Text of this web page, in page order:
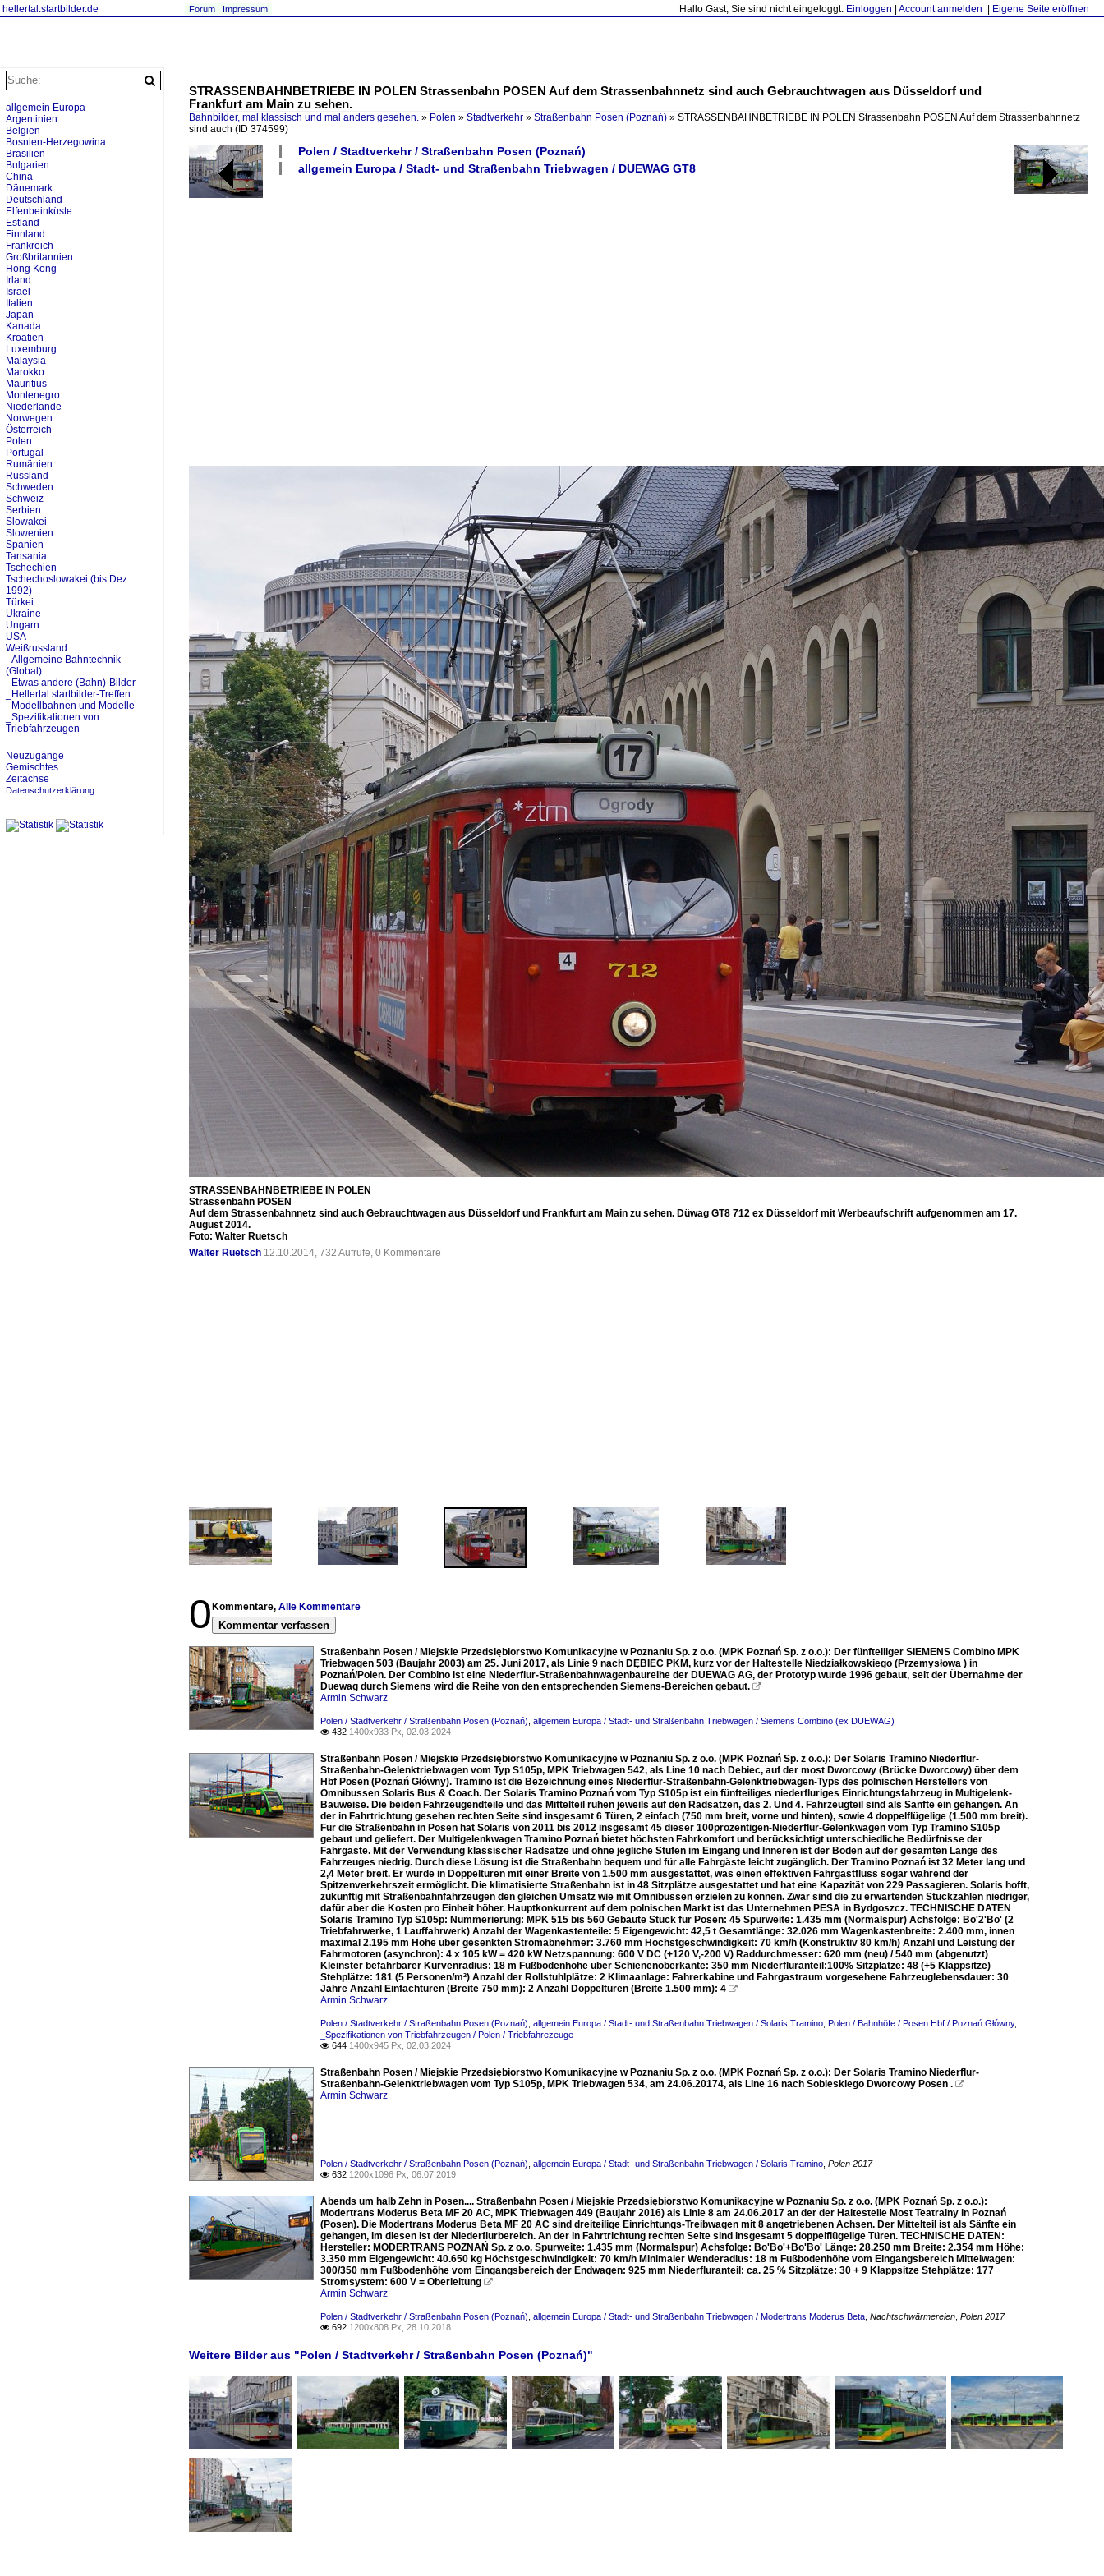
hellertal.startbilder.de Hallo Gast, Sie sind nicht eingeloggt. Einloggen Account anmelden Eigene Seite eröffnen
Forum Impressum
STRASSENBAHNBETRIEBE IN POLEN Strassenbahn POSEN Auf dem Strassenbahnnetz sind auch Gebrauchtwagen aus Düsseldorf und
Frankfurt am Main zu sehen.
Bahnbilder, mal klassisch und mal anders gesehen. » Polen » Stadtverkehr » Straßenbahn Posen (Poznań) » STRASSENBAHNBETRIEBE IN POLEN Strassenbahn POSEN Auf dem Strassenbahnnetz
sind auch (ID 374599)
Polen / Stadtverkehr / Straßenbahn Posen (Poznań)
allgemein Europa / Stadt- und Straßenbahn Triebwagen / DUEWAG GT8
STRASSENBAHNBETRIEBE IN POLEN
Strassenbahn POSEN
Auf dem Strassenbahnnetz sind auch Gebrauchtwagen aus Düsseldorf und Frankfurt am Main zu sehen. Düwag GT8 712 ex Düsseldorf mit Werbeaufschrift aufgenommen am 17.
August 2014.
Foto: Walter Ruetsch
Walter Ruetsch 12.10.2014, 732 Aufrufe, 0 Kommentare
0 Kommentare, Alle Kommentare
Kommentar verfassen
Straßenbahn Posen / Miejskie Przedsiębiorstwo Komunikacyjne w Poznaniu Sp. z o.o. (MPK Poznań Sp. z o.o.): Der fünfteiliger SIEMENS Combino MPK
Triebwagen 503 (Baujahr 2003) am 25. Juni 2017, als Linie 9 nach DĘBIEC PKM, kurz vor der Haltestelle Niedziałkowskiego (Przemysłowa ) in
Poznań/Polen. Der Combino ist eine Niederflur-Straßenbahnwagenbaureihe der DUEWAG AG, der Prototyp wurde 1996 gebaut, seit der Übernahme der
Duewag durch Siemens wird die Reihe von den entsprechenden Siemens-Bereichen gebaut. 
Armin Schwarz
Polen / Stadtverkehr / Straßenbahn Posen (Poznań) allgemein Europa / Stadt- und Straßenbahn Triebwagen / Siemens Combino (ex DUEWAG)
 432 1400x933 Px, 02.03.2024
Straßenbahn Posen / Miejskie Przedsiębiorstwo Komunikacyjne w Poznaniu Sp. z o.o. (MPK Poznań Sp. z o.o.): Der Solaris Tramino Niederflur-
Straßenbahn-Gelenktriebwagen vom Typ S105p, MPK Triebwagen 542, als Line 10 nach Debiec, auf der most Dworcowy (Brücke Dworcowy) über dem
Hbf Posen (Poznań Główny). Tramino ist die Bezeichnung eines Niederflur-Straßenbahn-Gelenktriebwagen-Typs des polnischen Herstellers von
Omnibussen Solaris Bus & Coach. Der Solaris Tramino Poznań vom Typ S105p ist ein fünfteiliges niederfluriges Einrichtungsfahrzeug in Multigelenk-
Bauweise. Die beiden Fahrzeugendteile und das Mittelteil ruhen jeweils auf den Radsätzen, das 2. Und 4. Fahrzeugteil sind als Sänfte ein gehangen. An
der in Fahrtrichtung gesehen rechten Seite sind insgesamt 6 Türen, 2 einfach (750 mm breit, vorne und hinten), sowie 4 doppelflügelige (1.500 mm breit).
Für die Straßenbahn in Posen hat Solaris von 2011 bis 2012 insgesamt 45 dieser 100prozentigen-Niederflur-Gelenkwagen vom Typ Tramino S105p
gebaut und geliefert. Der Multigelenkwagen Tramino Poznań bietet höchsten Fahrkomfort und berücksichtigt unterschiedliche Bedürfnisse der
Fahrgäste. Mit der Verwendung klassischer Radsätze und ohne jegliche Stufen im Eingang und Inneren ist der Boden auf der gesamten Länge des
Fahrzeuges niedrig. Durch diese Lösung ist die Straßenbahn bequem und für alle Fahrgäste leicht zugänglich. Der Tramino Poznań ist 32 Meter lang und
2,4 Meter breit. Er wurde in Doppeltüren mit einer Breite von 1.500 mm ausgestattet, was einen effektiven Fahrgastfluss sogar während der
Spitzenverkehrszeit ermöglicht. Die klimatisierte Straßenbahn ist in 48 Sitzplätze ausgestattet und hat eine Kapazität von 229 Passagieren. Solaris hofft,
zukünftig mit Straßenbahnfahrzeugen den gleichen Umsatz wie mit Omnibussen erzielen zu können. Zwar sind die zu erwartenden Stückzahlen niedriger,
dafür aber die Kosten pro Einheit höher. Hauptkonkurrent auf dem polnischen Markt ist das Unternehmen PESA in Bydgoszcz. TECHNISCHE DATEN
Solaris Tramino Typ S105p: Nummerierung: MPK 515 bis 560 Gebaute Stück für Posen: 45 Spurweite: 1.435 mm (Normalspur) Achsfolge: Bo'2'Bo' (2
Triebfahrwerke, 1 Lauffahrwerk) Anzahl der Wagenkastenteile: 5 Eigengewicht: 42,5 t Gesamtlänge: 32.026 mm Wagenkastenbreite: 2.400 mm, innen
maximal 2.195 mm Höhe über gesenkten Stromabnehmer: 3.760 mm Höchstgeschwindigkeit: 70 km/h (Konstruktiv 80 km/h) Anzahl und Leistung der
Fahrmotoren (asynchron): 4 x 105 kW = 420 kW Netzspannung: 600 V DC (+120 V,-200 V) Raddurchmesser: 620 mm (neu) / 540 mm (abgenutzt)
Kleinster befahrbarer Kurvenradius: 18 m Fußbodenhöhe über Schienenoberkante: 350 mm Niederfluranteil:100% Sitzplätze: 48 (+5 Klappsitze)
Stehplätze: 181 (5 Personen/m²) Anzahl der Rollstuhlplätze: 2 Klimaanlage: Fahrerkabine und Fahrgastraum vorgesehene Fahrzeuglebensdauer: 30
Jahre Anzahl Einfachtüren (Breite 750 mm): 2 Anzahl Doppeltüren (Breite 1.500 mm): 4 
Armin Schwarz
Polen / Stadtverkehr / Straßenbahn Posen (Poznań) allgemein Europa / Stadt- und Straßenbahn Triebwagen / Solaris Tramino Polen / Bahnhöfe / Posen Hbf / Poznań Główny,
_Spezifikationen von Triebfahrzeugen / Polen / Triebfahrezeuge
 644 1400x945 Px, 02.03.2024
Straßenbahn Posen / Miejskie Przedsiębiorstwo Komunikacyjne w Poznaniu Sp. z o.o. (MPK Poznań Sp. z o.o.): Der Solaris Tramino Niederflur-
Straßenbahn-Gelenktriebwagen vom Typ S105p, MPK Triebwagen 534, am 24.06.20174, als Line 16 nach Sobieskiego Dworcowy Posen . 
Armin Schwarz
Polen / Stadtverkehr / Straßenbahn Posen (Poznań) allgemein Europa / Stadt- und Straßenbahn Triebwagen / Solaris Tramino Polen 2017
 632 1200x1096 Px, 06.07.2019
Abends um halb Zehn in Posen.... Straßenbahn Posen / Miejskie Przedsiębiorstwo Komunikacyjne w Poznaniu Sp. z o.o. (MPK Poznań Sp. z o.o.):
Modertrans Moderus Beta MF 20 AC, MPK Triebwagen 449 (Baujahr 2016) als Linie 8 am 24.06.2017 an der der Haltestelle Most Teatralny in Poznań
(Posen). Die Modertrans Moderus Beta MF 20 AC sind dreiteilige Einrichtungs-Treibwagen mit 8 angetriebenen Achsen. Der Mittelteil ist als Sänfte ein
gehangen, im diesen ist der Niederflurbereich. An der in Fahrtrichtung rechten Seite sind insgesamt 5 doppelflügelige Türen. TECHNISCHE DATEN:
Hersteller: MODERTRANS POZNAŃ Sp. z o.o. Spurweite: 1.435 mm (Normalspur) Achsfolge: Bo'Bo'+Bo'Bo' Länge: 28.250 mm Breite: 2.354 mm Höhe:
3.350 mm Eigengewicht: 40.650 kg Höchstgeschwindigkeit: 70 km/h Minimaler Wenderadius: 18 m Fußbodenhöhe vom Eingangsbereich Mittelwagen:
300/350 mm Fußbodenhöhe vom Eingangsbereich der Endwagen: 925 mm Niederfluranteil: ca. 25 % Sitzplätze: 30 + 9 Klappsitze Stehplätze: 177
Stromsystem: 600 V = Oberleitung 
Armin Schwarz
Polen / Stadtverkehr / Straßenbahn Posen (Poznań) allgemein Europa / Stadt- und Straßenbahn Triebwagen / Modertrans Moderus Beta Nachtschwärmereien Polen 2017
 692 1200x808 Px, 28.10.2018
Weitere Bilder aus "Polen / Stadtverkehr / Straßenbahn Posen (Poznań)"
allgemein Europa
Argentinien
Belgien
Bosnien-Herzegowina
Brasilien
Bulgarien
China
Dänemark
Deutschland
Elfenbeinküste
Estland
Finnland
Frankreich
Großbritannien
Hong Kong
Irland
Israel
Italien
Japan
Kanada
Kroatien
Luxemburg
Malaysia
Marokko
Mauritius
Montenegro
Niederlande
Norwegen
Österreich
Polen
Portugal
Rumänien
Russland
Schweden
Schweiz
Serbien
Slowakei
Slowenien
Spanien
Tansania
Tschechien
Tschechoslowakei (bis Dez.
1992)
Türkei
Ukraine
Ungarn
USA
Weißrussland
_Allgemeine Bahntechnik
(Global)
_Etwas andere (Bahn)-Bilder
_Hellertal startbilder-Treffen
_Modellbahnen und Modelle
_Spezifikationen von
Triebfahrzeugen
Neuzugänge
Gemischtes
Zeitachse
Datenschutzerklärung